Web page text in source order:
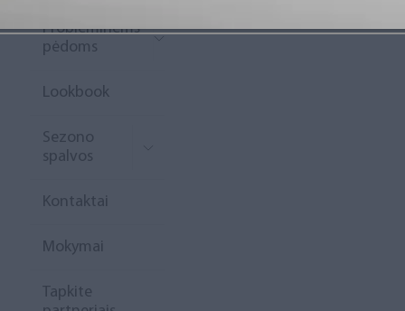
Probleminėms
pėdoms
Lookbook
Sezono
spalvos
Kontaktai
Mokymai
Tapkite